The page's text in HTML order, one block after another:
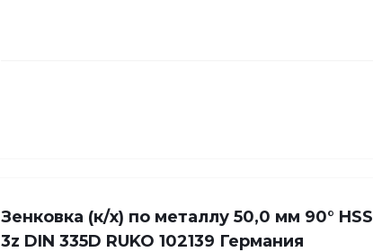
Зенковка (к/х) по металлу 50,0 мм 90° HSS
3z DIN 335D RUKO 102139 Германия